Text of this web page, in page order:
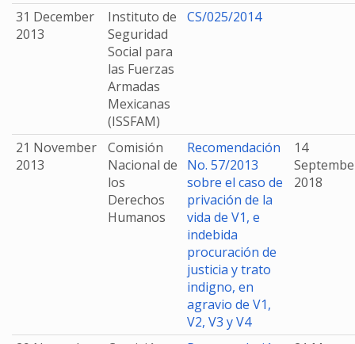
31 December
2013
Instituto de
Seguridad
Social para
las Fuerzas
Armadas
Mexicanas
(ISSFAM)
CS/025/2014
21 November
2013
Comisión
Nacional de
los
Derechos
Humanos
Recomendación
No. 57/2013
sobre el caso de
privación de la
vida de V1, e
indebida
procuración de
justicia y trato
indigno, en
agravio de V1,
V2, V3 y V4
14
2018